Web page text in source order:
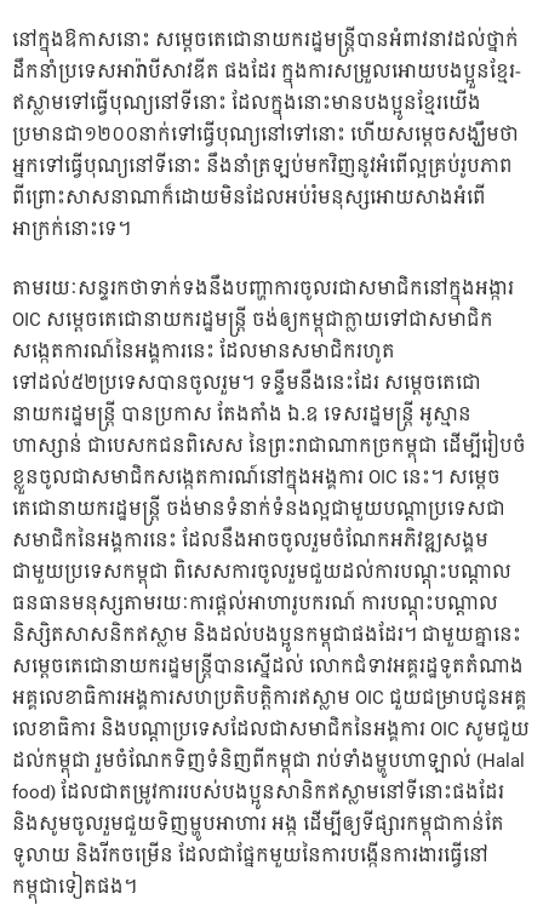
នៅក្នុងឱកាសនោះ សម្តេចតេជោនាយករដ្ឋមន្ត្រីបានអំពាវនាវដល់ថ្នាក់
ដឹកនាំប្រទេសអារ៉ាបីសាវឌីត ផងដែរ ក្នុងការសម្រួលអោយបងប្អួនខ្មែរ-
ឥស្លាមទៅធ្វើបុណ្យនៅទីនោះ ដែលក្នុងនោះមានបងប្អូនខ្មែរយើង
ប្រមានជា១២០០នាក់ទៅធ្វើបុណ្យនៅទៅនោះ ហើយសម្តេចសង្ឃឹមថា
អ្នកទៅធ្វើបុណ្យនៅទីនោះ នឹងនាំត្រឡប់មកវិញនូវអំពើល្អគ្រប់រូបភាព
ពីព្រោះសាសនាណាក៏ដោយមិនដែលអប់រំមនុស្សអោយសាងអំពើ
អាក្រក់នោះទេ។
តាមរយៈសន្ទរកថាទាក់ទងនឹងបញ្ហាការចូលរជាសមាជិកនៅក្នុងអង្ការ
OIC សម្តេចតេជោនាយករដ្ឋមន្ត្រី ចង់ឲ្យកម្ពុជាក្លាយទៅជាសមាជិក
សង្កេតការណ៍នៃអង្គការនេះ ដែលមានសមាជិករហូត
ទៅដល់៥២ប្រទេសបានចូលរួម។ ទន្ទឹមនឹងនេះដែរ សម្តេចតេជោ
នាយករដ្ឋមន្ត្រី បានប្រកាស តែងតាំង ឯ.ឧ ទេសរដ្ឋមន្ត្រី អូស្មាន
ហាស្សាន់ ជាបេសកជនពិសេស នៃព្រះរាជាណាកច្រកម្ពុជា ដើម្បីរៀបចំ
ខ្លួនចូលជាសមាជិកសង្កេតការណ៍នៅក្នុងអង្គការ OIC នេះ។ សម្តេច
តេជោនាយករដ្ឋមន្ត្រី ចង់មានទំនាក់ទំនងល្អជាមួយបណ្តាប្រទេសជា
សមាជិកនៃអង្គការនេះ ដែលនឹងអាចចូលរួមចំណែកអភិវឌ្ឍសង្គម
ជាមួយប្រទេសកម្ពុជា ពិសេសការចូលរួមជួយដល់ការបណ្តុះបណ្តាល
ធនធានមនុស្សតាមរយៈការផ្តល់អាហារូបករណ៍ ការបណ្តុះបណ្តាល
និស្សិតសាសនិកឥស្លាម និងដល់បងប្អូនកម្ពុជាផងដែរ។ ជាមួយគ្នានេះ
សម្តេចតេជោនាយករដ្ឋមន្ត្រីបានស្នើដល់ លោកជំទាវអគ្គរដ្ឋទូតតំណាង
អគ្គលេខាធិការអង្គការសហប្រតិបត្តិការឥស្លាម OIC ជួយជម្រាបជូនអគ្គ
លេខាធិការ និងបណ្តាប្រទេសដែលជាសមាជិកនៃអង្គការ OIC សូមជួយ
ដល់កម្ពុជា រួមចំណែកទិញទំនិញពីកម្ពុជា រាប់ទាំងម្ហូបហាឡាល់ (Halal
food) ដែលជាតម្រូវការរបស់បងប្អូនសានិកឥស្លាមនៅទីនោះផងដែរ
និងសូមចូលរួមជួយទិញម្ហូបអាហារ អង្ក ដើម្បីឲ្យទីផ្សារកម្ពុជាកាន់តែ
ទូលាយ និងរីកចម្រើន ដែលជាផ្នែកមួយនៃការបង្កើនការងារធ្វើនៅ
កម្ពុជាទៀតផង។